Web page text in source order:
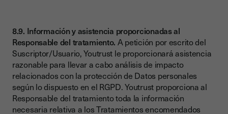
8.9. Información y asistencia proporcionadas al
Responsable del tratamiento. A petición por escrito del
Suscriptor/Usuario, Youtrust le proporcionará asistencia
razonable para llevar a cabo análisis de impacto
relacionados con la protección de Datos personales
según lo dispuesto en el RGPD. Youtrust proporciona al
Responsable del tratamiento toda la información
necesaria relativa a los Tratamientos encomendados